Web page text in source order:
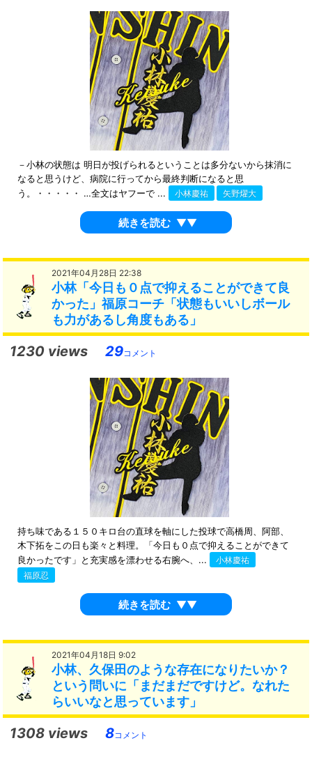
－小林の状態は 明日が投げられるということは多分ないから抹消に
なると思うけど、病院に行ってから最終判断になると思
う。・・・・・ …全文はヤフーで ...
小林慶祐 矢野燿大
続きを読む ▼▼
2021年04月28日 22:38
小林「今日も０点で抑えることができて良
かった」福原コーチ「状態もいいしボール
も力があるし角度もある」
1230 views 29コメント
持ち味である１５０キロ台の直球を軸にした投球で高橋周、阿部、
木下拓をこの日も楽々と料理。「今日も０点で抑えることができて
良かったです」と充実感を漂わせる右腕へ、...
小林慶祐
福原忍
続きを読む ▼▼
2021年04月18日 9:02
小林、久保田のような存在になりたいか？
という問いに「まだまだですけど。なれた
らいいなと思っています」
1308 views 8コメント